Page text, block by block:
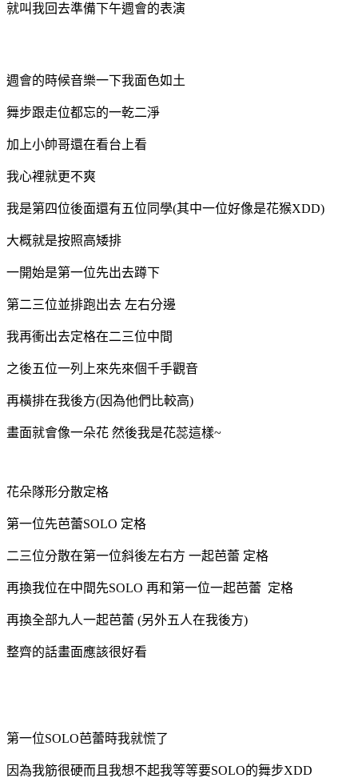
就叫我回去準備下午週會的表演
週會的時候音樂一下我面色如土
舞步跟走位都忘的一乾二淨
加上小帥哥還在看台上看
我心裡就更不爽
我是第四位後面還有五位同學(其中一位好像是花猴XDD)
大概就是按照高矮排
一開始是第一位先出去蹲下
第二三位並排跑出去 左右分邊
我再衝出去定格在二三位中間
之後五位一列上來先來個千手觀音
再橫排在我後方(因為他們比較高)
畫面就會像一朵花 然後我是花蕊這樣~
花朵隊形分散定格
第一位先芭蕾SOLO 定格
二三位分散在第一位斜後左右方 一起芭蕾 定格
再換我位在中間先SOLO 再和第一位一起芭蕾 定格
再換全部九人一起芭蕾 (另外五人在我後方)
整齊的話畫面應該很好看
第一位SOLO芭蕾時我就慌了
因為我筋很硬而且我想不起我等等要SOLO的舞步XDD